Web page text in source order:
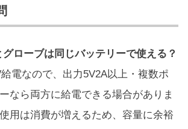
ローブは同じバッテリーで使える？
電なので、出力5V2A以上・複数ポ
なら両方に給電できる場合がありま
用は消費が増えるため、容量に余裕